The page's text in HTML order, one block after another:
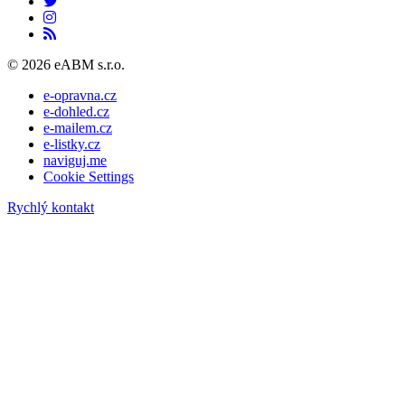
© 2026 eABM s.r.o.
e-opravna.cz
e-dohled.cz
e-mailem.cz
e-listky.cz
naviguj.me
Cookie Settings
Rychlý kontakt